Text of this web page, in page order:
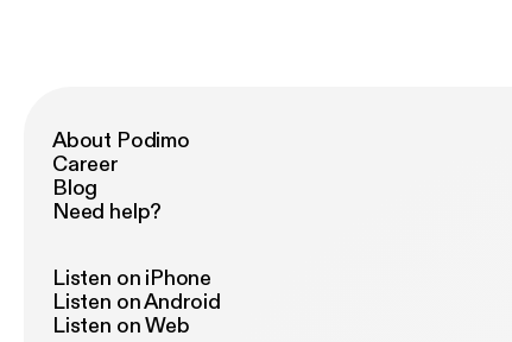
About Podimo
Career
Blog
Need help?
Listen on iPhone
Listen on Android
Listen on Web